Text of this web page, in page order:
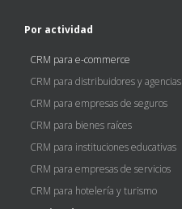
Por actividad
CRM para e-commerce
CRM para distribuidores y agencias
CRM para empresas de seguros
CRM para bienes raíces
CRM para instituciones educativas
CRM para empresas de servicios
CRM para hotelería y turismo